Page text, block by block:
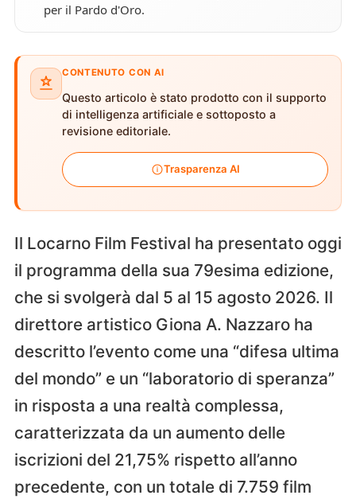
per il Pardo d'Oro.
CONTENUTO CON AI
Questo articolo è stato prodotto con il supporto
di intelligenza artificiale e sottoposto a
revisione editoriale.
Trasparenza AI
Il Locarno Film Festival ha presentato oggi
il programma della sua 79esima edizione,
che si svolgerà dal 5 al 15 agosto 2026. Il
direttore artistico Giona A. Nazzaro ha
descritto l’evento come una “difesa ultima
del mondo” e un “laboratorio di speranza”
in risposta a una realtà complessa,
caratterizzata da un aumento delle
iscrizioni del 21,75% rispetto all’anno
precedente, con un totale di 7.759 film